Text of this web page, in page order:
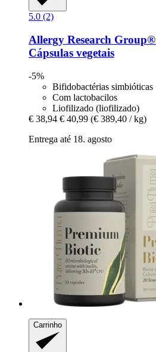
5.0 (2)
Allergy Research Group®
Cápsulas vegetais
-5%
Bifidobactérias simbióticas
Com lactobacilos
Liofilizado (liofilizado)
€ 38,94 € 40,99 (€ 389,40 / kg)
Entrega até 18. agosto
Carrinho